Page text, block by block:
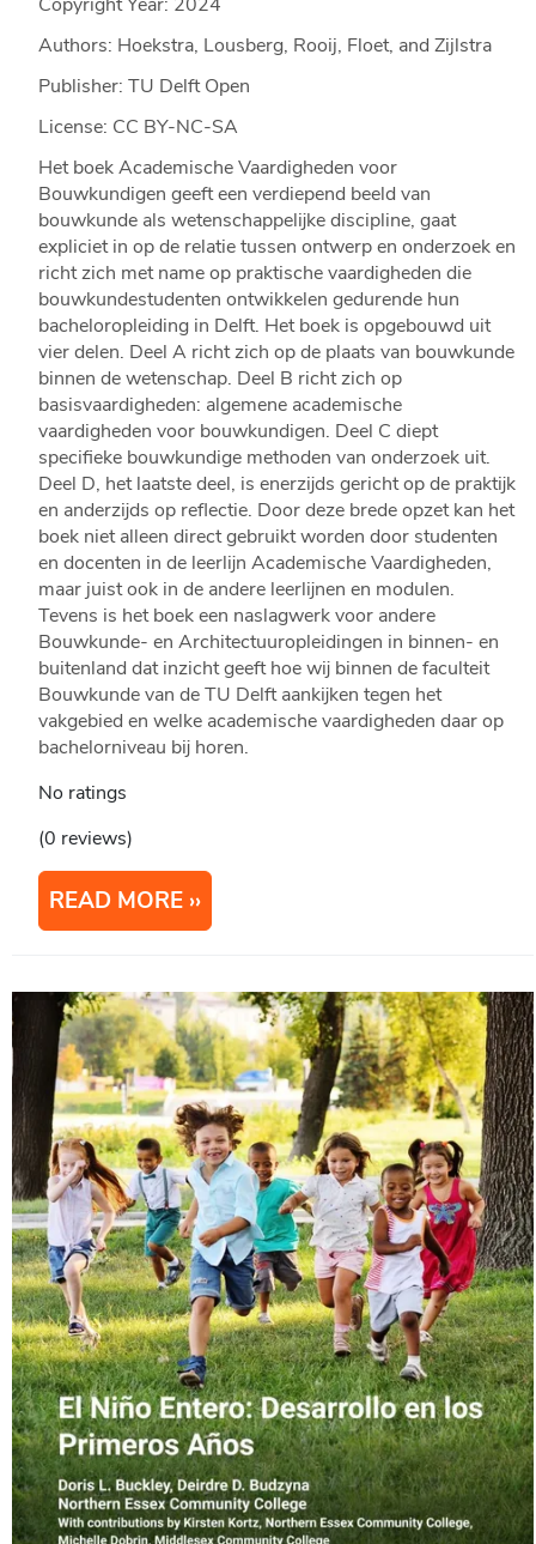
Authors: Hoekstra, Lousberg, Rooij, Floet, and Zijlstra
Publisher: TU Delft Open
License: CC BY-NC-SA
Het boek Academische Vaardigheden voor
Bouwkundigen geeft een verdiepend beeld van
bouwkunde als wetenschappelijke discipline, gaat
expliciet in op de relatie tussen ontwerp en onderzoek en
richt zich met name op praktische vaardigheden die
bouwkundestudenten ontwikkelen gedurende hun
bacheloropleiding in Delft. Het boek is opgebouwd uit
vier delen. Deel A richt zich op de plaats van bouwkunde
binnen de wetenschap. Deel B richt zich op
basisvaardigheden: algemene academische
vaardigheden voor bouwkundigen. Deel C diept
specifieke bouwkundige methoden van onderzoek uit.
Deel D, het laatste deel, is enerzijds gericht op de praktijk
en anderzijds op reflectie. Door deze brede opzet kan het
boek niet alleen direct gebruikt worden door studenten
en docenten in de leerlijn Academische Vaardigheden,
maar juist ook in de andere leerlijnen en modulen.
Tevens is het boek een naslagwerk voor andere
Bouwkunde- en Architectuuropleidingen in binnen- en
buitenland dat inzicht geeft hoe wij binnen de faculteit
Bouwkunde van de TU Delft aankijken tegen het
vakgebied en welke academische vaardigheden daar op
bachelorniveau bij horen.
No ratings
(0 reviews)
READ MORE